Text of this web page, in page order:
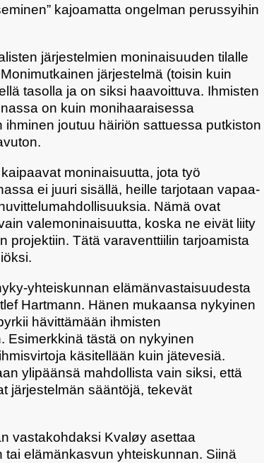
kajoamatta ongelman perussyihin
järjestelmien moninaisuuden tilalle
järjestelmä (toisin kuin
tasolla ja on siksi haavoittuva. Ihmisten
on kuin monihaaraisessa
joutuu häiriön sattuessa putkiston
moninaisuutta, jota työ
ei juuri sisällä, heille tarjotaan vapaa-
Nämä ovat
valemoninaisuutta, koska ne eivät liity
projektiin. Tätä varaventtiilin tarjoamista
yhteiskunnan elämänvastaisuudesta
Hartmann. Hänen mukaansa nykyinen
hävittämään ihmisten
Esimerkkinä tästä on nykyinen
käsitellään kuin jätevesiä.
ylipäänsä mahdollista vain siksi, että
järjestelmän sääntöjä, tekevät
vastakohdaksi Kvaløy asettaa
tai elämänkasvun yhteiskunnan. Siinä